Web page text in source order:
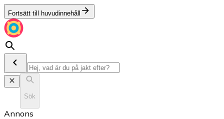
Fortsätt till huvudinnehåll
Sök
Annons